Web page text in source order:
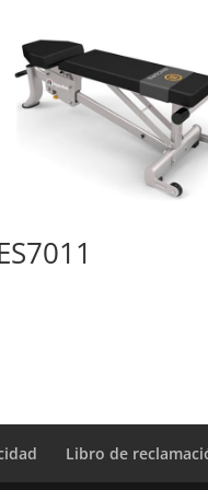
Libro de